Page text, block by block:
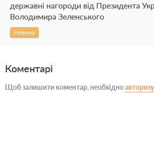
державні нагороди від Президента
Володимира Зеленського
Новина
Коментарі
Щоб залишити коментар, необхідно